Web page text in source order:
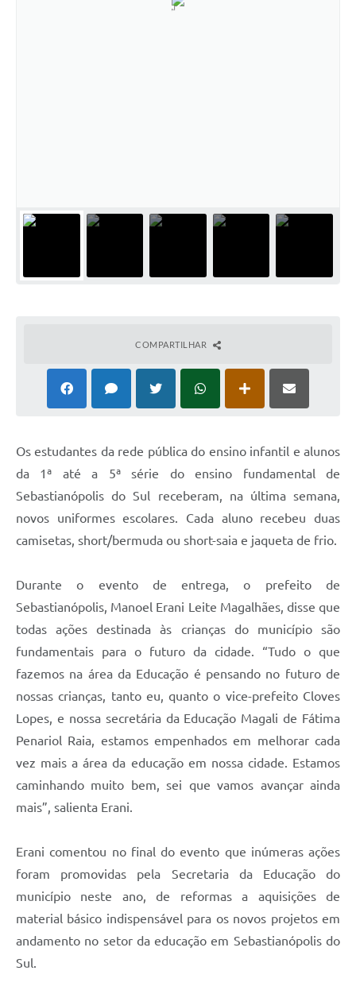
COMPARTILHAR
Os estudantes da rede pública do ensino infantil e alunos
da 1ª até a 5ª série do ensino fundamental de
Sebastianópolis do Sul receberam, na última semana,
novos uniformes escolares. Cada aluno recebeu duas
camisetas, short/bermuda ou short-saia e jaqueta de frio.
Durante o evento de entrega, o prefeito de
Sebastianópolis, Manoel Erani Leite Magalhães, disse que
todas ações destinada às crianças do município são
fundamentais para o futuro da cidade. “Tudo o que
fazemos na área da Educação é pensando no futuro de
nossas crianças, tanto eu, quanto o vice-prefeito Cloves
Lopes, e nossa secretária da Educação Magali de Fátima
Penariol Raia, estamos empenhados em melhorar cada
vez mais a área da educação em nossa cidade. Estamos
caminhando muito bem, sei que vamos avançar ainda
mais”, salienta Erani.
Erani comentou no final do evento que inúmeras ações
foram promovidas pela Secretaria da Educação do
município neste ano, de reformas a aquisições de
material básico indispensável para os novos projetos em
andamento no setor da educação em Sebastianópolis do
Sul.